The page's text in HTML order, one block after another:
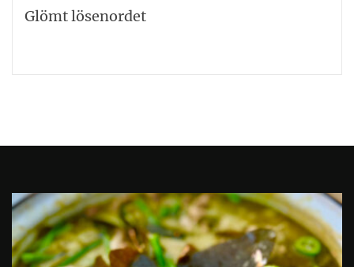
Glömt lösenordet